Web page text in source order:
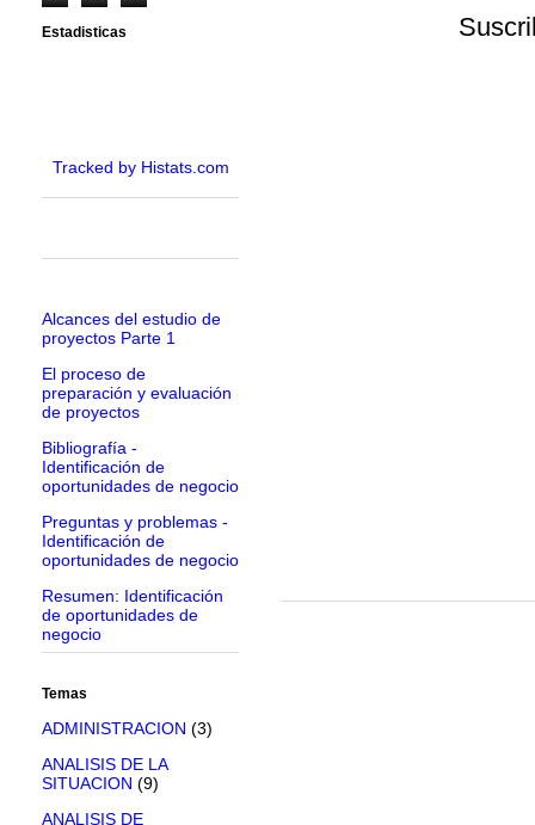
Estadisticas
Tracked by Histats.com
Alcances del estudio de
proyectos Parte 1
El proceso de
preparación y evaluación
de proyectos
Bibliografía -
Identificación de
oportunidades de negocio
Preguntas y problemas -
Identificación de
oportunidades de negocio
Resumen: Identificación
de oportunidades de
negocio
Temas
ADMINISTRACION (3)
ANALISIS DE LA
SITUACION (9)
ANALISIS DE